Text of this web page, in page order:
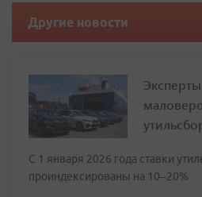
Другие новости
С 1 января 2026 года ставки
проиндексированы на 10–20%